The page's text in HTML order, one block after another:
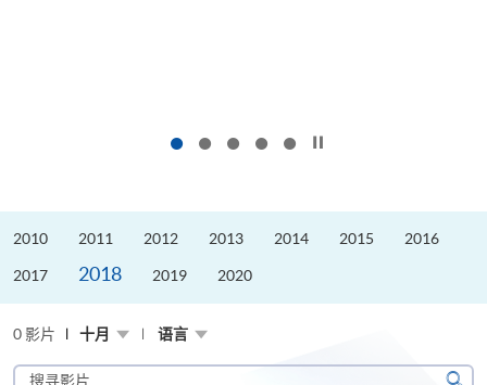
2010 2011 2012 2013 2014 2015 2016
2017 2018 2019 2020
0 影片 十月 语言
搜